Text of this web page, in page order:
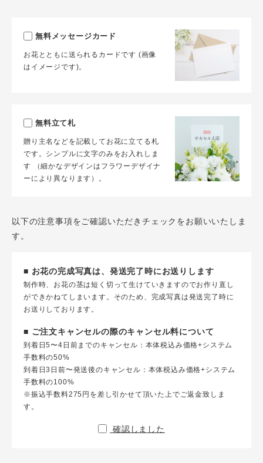
無料メッセージカード
お花とともに送られるカードです (画像
はイメージです)。
無料立て札
贈り主名などを記載してお花に立てる札
です。シンプルに文字のみをお入れしま
す （細かなデザインはフラワーデザイナ
ーにより異なります）。
以下の注意事項をご確認いただきチェックをお願いいたしま
す。
■ お花の完成写真は、発送完了時にお送りします
制作時、お花の茎は短く切って生けていきますのでお作り直し
ができかねてしまいます。そのため、完成写真は発送完了時に
お送りしております。
■ ご注文キャンセルの際のキャンセル料について
到着日5〜4日前までのキャンセル：本体税込み価格+システム
手数料の50%
到着日3日前〜発送後のキャンセル：本体税込み価格+システム
手数料の100%
※振込手数料275円を差し引かせて頂いた上でご返金致しま
す。
確認しました